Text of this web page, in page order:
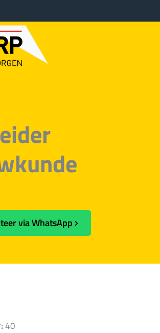
via WhatsApp
40